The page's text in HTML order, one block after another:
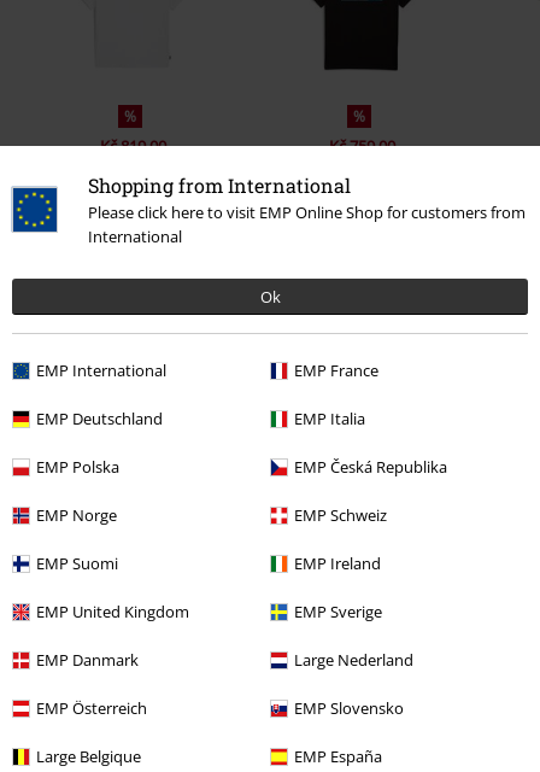
Shopping from International
Please click here to visit EMP Online Shop for customers from
International
Ok
EMP International EMP France
EMP Deutschland EMP Italia
EMP Polska EMP Česká Republika
EMP Norge EMP Schweiz
EMP Suomi EMP Ireland
EMP United Kingdom EMP Sverige
EMP Danmark Large Nederland
EMP Österreich EMP Slovensko
Large Belgique EMP España
%
Kč 819,00
%
Kč 759,00
0 Hodnocení
Podělte se o váš názor "Cropped sportovní bunda
FUTURE.PUMA.ARCHIVE T7Slim".
Napsat hodnocení
Naposledy navštívené